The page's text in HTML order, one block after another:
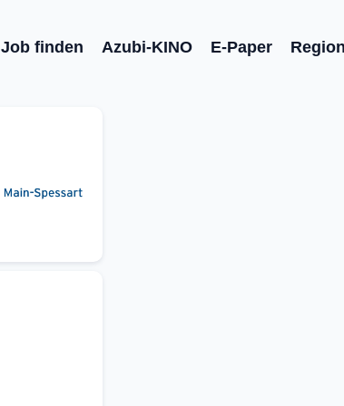
Job finden Azubi-KINO E-Paper